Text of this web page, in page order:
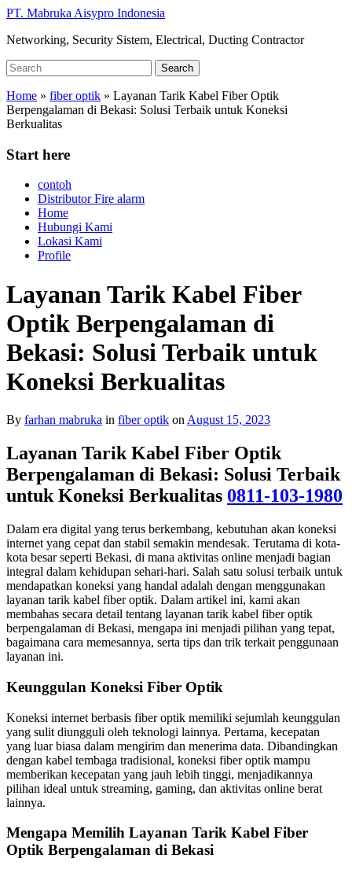
Skip
main
PT. Mabruka Aisypro Indonesia
Networking, Security Sistem, Electrical, Ducting Contractor
Search
for:
Search
Home » fiber optik » Layanan Tarik Kabel Fiber Optik
Berpengalaman di Bekasi: Solusi Terbaik untuk Koneksi
Berkualitas
Start here
contoh
Distributor Fire alarm
Home
Hubungi Kami
Lokasi Kami
Profile
Layanan Tarik Kabel Fiber
Optik Berpengalaman di
Bekasi: Solusi Terbaik untuk
Koneksi Berkualitas
By farhan mabruka in fiber optik on August 15, 2023
Layanan Tarik Kabel Fiber Optik
Berpengalaman di Bekasi: Solusi Terbaik
untuk Koneksi Berkualitas 0811-103-1980
Dalam era digital yang terus berkembang, kebutuhan akan koneksi
internet yang cepat dan stabil semakin mendesak. Terutama di kota-
kota besar seperti Bekasi, di mana aktivitas online menjadi bagian
integral dalam kehidupan sehari-hari. Salah satu solusi terbaik untuk
mendapatkan koneksi yang handal adalah dengan menggunakan
layanan tarik kabel fiber optik. Dalam artikel ini, kami akan
membahas secara detail tentang layanan tarik kabel fiber optik
berpengalaman di Bekasi, mengapa ini menjadi pilihan yang tepat,
bagaimana cara memesannya, serta tips dan trik terkait penggunaan
layanan ini.
Keunggulan Koneksi Fiber Optik
Koneksi internet berbasis fiber optik memiliki sejumlah keunggulan
yang sulit diungguli oleh teknologi lainnya. Pertama, kecepatan
yang luar biasa dalam mengirim dan menerima data. Dibandingkan
dengan kabel tembaga tradisional, koneksi fiber optik mampu
memberikan kecepatan yang jauh lebih tinggi, menjadikannya
pilihan ideal untuk streaming, gaming, dan aktivitas online berat
lainnya.
Mengapa Memilih Layanan Tarik Kabel Fiber
Optik Berpengalaman di Bekasi